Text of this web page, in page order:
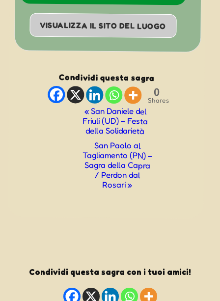
VISUALIZZA IL SITO DEL LUOGO
Condividi questa sagra
0
Shares
«San Daniele del
Friuli (UD) – Festa
della Solidarietà
San Paolo al
Tagliamento (PN) –
Sagra della Capra
/ Perdon dal
Rosari»
Condividi questa sagra con i tuoi amici!